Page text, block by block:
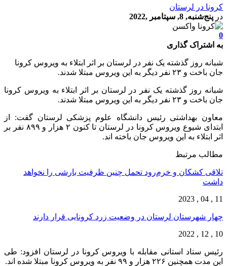
کرونا در لرستان
در پنج‌شنبه, 8, سپتامبر ,2022
0
به اشتراک گذاری
شبانه روز گذشته یک نفر در لرستان بر اثر ابتلاء به ویروس کرونا
جان باخت و ۲۳ نفر دیگر به این ویروس مبتلا شدند.
شبانه روز گذشته یک نفر در لرستان بر اثر ابتلاء به ویروس کرونا
جان باخت و ۲۳ نفر دیگر به این ویروس مبتلا شدند.
معاون بهداشتی رئیس دانشگاه علوم پزشکی لرستان گقت: از
ابتدای شیوع ویروس کرونا در لرستان تا کنون ۲ هزار و ۸۹۹ نفر بر
اثر ابتلاء به این ویروس جان باخته اند.
مطالب مرتبط
تلاقی کشکان و خرم‌رود تحمل چنین ظرفیت بارشی را نخواهد
داشت
11 , 04 , 2023
چهار شهرستان لرستان در وضعیت زرد کرونایی قرار دارند
10 , 12 , 2022
رئیس ستاد استانی مقابله با ویروس کرونا در لرستان افزود: طی
این مدت همچنین ۲۲۶ هزار و ۹۹ نفر به ویروس کرونا مبتلا شده اند.